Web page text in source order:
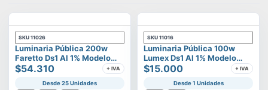
SKU 11026
Luminaria Pública 200w
Faretto Ds1 Al 1% Modelo
Calisto
$54.310 + IVA
Desde 25 Unidades
SKU 11016
Luminaria Pública 100w
Lumex Ds1 Al 1% Modelo
Vega
$15.000 + IVA
Desde 1 Unidades